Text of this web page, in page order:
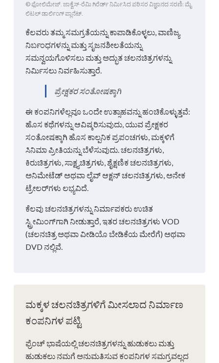
© ಫೋಲಿಮೇಜ್. ಜಾಕ್ವೆಸ್-ರೆಮಿ ಗಿರೆರ್ಡ್ ನಿರ್ಮಿಸಿದ ಪರಿಸರ ವಿಜ್ಞಾನದ ಸರಣಿ: ಮೈ
ಲಿಟಲ್ ಡಾರ್ಲಿಂಗ್ ಪ್ಲಾನೆಟ್.
ಕೆಲವರು ತಮ್ಮ ಸಮಗ್ರತೆಯನ್ನು ಕಾಪಾಡಿಕೊಳ್ಳಲು, ವಾಣಿಜ್ಯ
ನಿರ್ಬಂಧಗಳನ್ನು ಮತ್ತು ಸೃಜನಶೀಲತೆಯನ್ನು
ಸಮನ್ವಯಗೊಳಿಸಲು ಮತ್ತು ಅದ್ಭುತ ಚಲನಚಿತ್ರಗಳನ್ನು
ನಿರ್ಮಿಸಲು ನಿರ್ವಹಿಸುತ್ತಾರೆ.
ಪ್ರೇಕ್ಷಕರ ಸಂತೋಷಕ್ಕಾಗಿ
ಈ ಕಂಪನಿಗಳೆಲ್ಲವೂ ಒಂದೇ ಉತ್ಸಾಹವನ್ನು ಹಂಚಿಕೊಳ್ಳುತ್ತವೆ:
ಹೊಸ ಕಥೆಗಳನ್ನು ಆವಿಷ್ಕರಿಸುವುದು, ಯುವ ಪ್ರೇಕ್ಷಕರ
ಸಂತೋಷಕ್ಕಾಗಿ ಹೊಸ ಕಾಲ್ಪನಿಕ ಪ್ರಪಂಚಗಳು, ಮಕ್ಕಳಿಗೆ
ಸಿನಿಮಾ ಪ್ರೀತಿಯನ್ನು ಬೆಳೆಸುವುದು. ಚಲನಚಿತ್ರಗಳು,
ಕಿರುಚಿತ್ರಗಳು, ಸಾಕ್ಷ್ಯಚಿತ್ರಗಳು, ಶೈಕ್ಷಣಿಕ ಚಲನಚಿತ್ರಗಳು,
ಅನಿಮೇಟೆಡ್ ಅಥವಾ ಲೈವ್ ಆಕ್ಷನ್ ಚಲನಚಿತ್ರಗಳು, ಅನೇಕ
ಟ್ರೇಲರ್‌ಗಳು ಲಭ್ಯವಿದೆ.
ಕೆಲವು ಚಲನಚಿತ್ರಗಳನ್ನು ನಿರ್ಮಾಪಕರು ಉಚಿತ
ಸ್ಟ್ರೀಮಿಂಗ್‌ಗಾಗಿ ನೀಡುತ್ತಾರೆ, ಇತರ ಚಲನಚಿತ್ರಗಳು VOD
(ಚಲನಚಿತ್ರ ಅಥವಾ ವೀಡಿಯೊ ಬೇಡಿಕೆಯ ಮೇರೆಗೆ) ಅಥವಾ
DVD ನಲ್ಲಿವೆ.
ಮಕ್ಕಳ ಚಲನಚಿತ್ರಗಳಿಗೆ ಮೀಸಲಾದ ನಿರ್ಮಾಣ
ಕಂಪನಿಗಳ ಪಟ್ಟಿ
ಫ್ರೆಂಚ್ ಭಾಷೆಯಲ್ಲಿ ಚಲನಚಿತ್ರಗಳನ್ನು ಹುಡುಕಲು ಮತ್ತು
ಹುಡುಕಲು ನಮಗೆ ಅನುಮತಿಸುವ ಕಂಪನಿಗಳ ಸಮಗ್ರವಲ್ಲದ